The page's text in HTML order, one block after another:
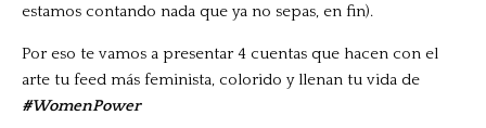
estamos contando nada que ya no sepas, en fin).
Por eso te vamos a presentar 4 cuentas que hacen con el
arte tu feed más feminista, colorido y llenan tu vida de
#WomenPower